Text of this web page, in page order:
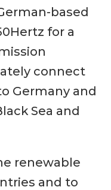
based
for a
connect
Germany and
Sea and
renewable
and to